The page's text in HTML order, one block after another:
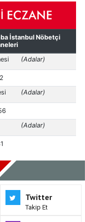
Twitter
Takip Et